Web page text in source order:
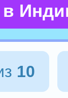
в
10